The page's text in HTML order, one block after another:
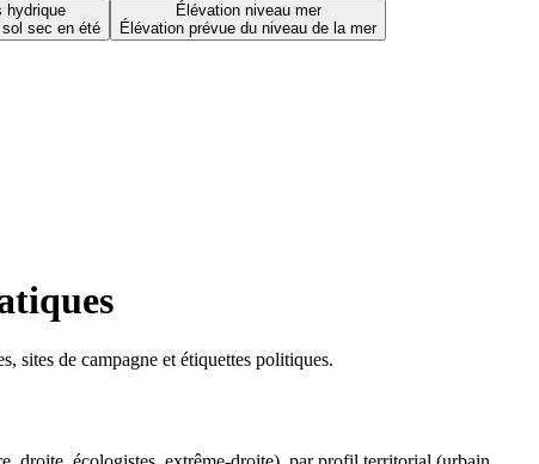
hydrique
sec en été
Élévation niveau mer
Élévation prévue du niveau de la mer
sites de campagne et étiquettes politiques.